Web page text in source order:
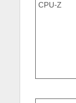
CPU-Z